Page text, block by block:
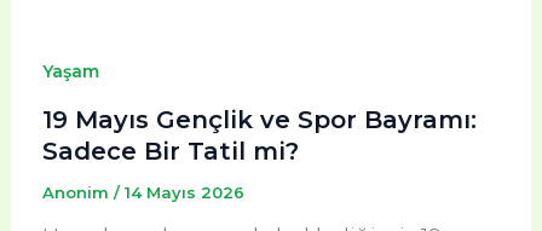
Yaşam
19 Mayıs Gençlik ve Spor Bayramı:
Sadece Bir Tatil mi?
Anonim /14 Mayıs 2026